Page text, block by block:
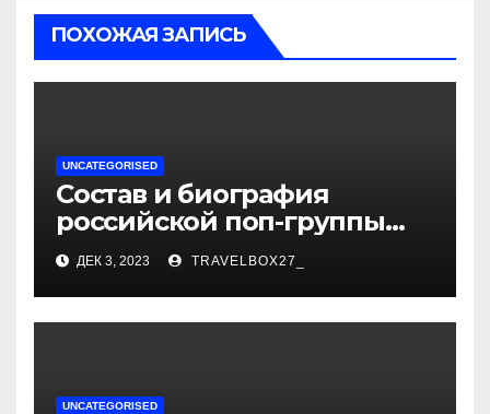
ПОХОЖАЯ ЗАПИСЬ
UNCATEGORISED
Состав и биография
российской поп-группы
«Иванушки интернешнл»
— история успеха, музыка
и судьбы участников
ДЕК 3, 2023 TRAVELBOX27_
UNCATEGORISED